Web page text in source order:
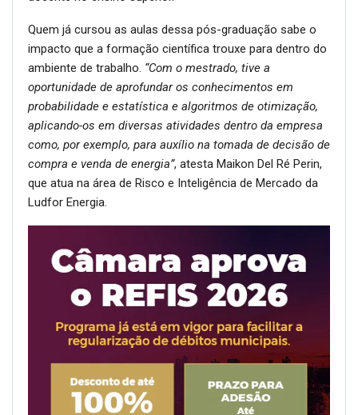
Quem já cursou as aulas dessa pós-graduação sabe o
impacto que a formação científica trouxe para dentro do
ambiente de trabalho. “Com o mestrado, tive a
oportunidade de aprofundar os conhecimentos em
probabilidade e estatística e algoritmos de otimização,
aplicando-os em diversas atividades dentro da empresa
como, por exemplo, para auxílio na tomada de decisão de
compra e venda de energia”, atesta Maikon Del Ré Perin,
que atua na área de Risco e Inteligência de Mercado da
Ludfor Energia.